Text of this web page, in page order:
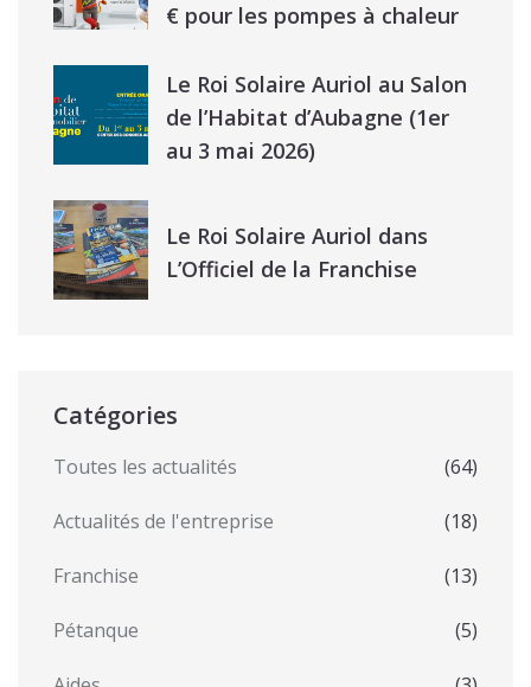
€ pour les pompes à chaleur
Le Roi Solaire Auriol au Salon
de l’Habitat d’Aubagne (1er
au 3 mai 2026)
Le Roi Solaire Auriol dans
L’Officiel de la Franchise
Catégories
Toutes les actualités (64)
Actualités de l'entreprise (18)
Franchise (13)
Pétanque (5)